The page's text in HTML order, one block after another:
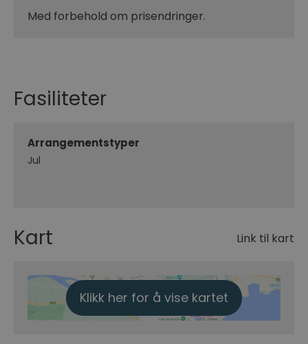
Med forbehold om prisendringer.
Fasiliteter
Arrangementstyper
Jul
Kart Link til kart
Klikk her for å vise kartet